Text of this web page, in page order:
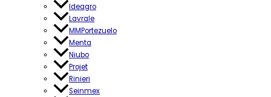
Ideagro
Lavrale
MMPortezuelo
Menta
Niubo
Projet
Rinieri
Seinmex